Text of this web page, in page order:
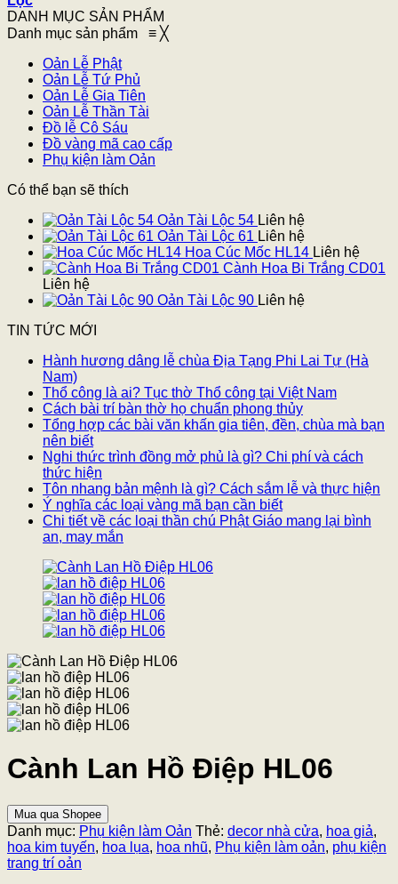
DANH MỤC SẢN PHẨM
Danh mục sản phẩm ≡ ╳
Oản Lễ Phật
Oản Lễ Tứ Phủ
Oản Lễ Gia Tiên
Oản Lễ Thần Tài
Đồ lễ Cô Sáu
Đồ vàng mã cao cấp
Phụ kiện làm Oản
Có thể bạn sẽ thích
Oản Tài Lộc 54 Liên hệ
Oản Tài Lộc 61 Liên hệ
Hoa Cúc Mốc HL14 Liên hệ
Cành Hoa Bi Trắng CD01
Liên hệ
Oản Tài Lộc 90 Liên hệ
TIN TỨC MỚI
Hành hương dâng lễ chùa Địa Tạng Phi Lai Tự (Hà
Nam)
Thổ công là ai? Tục thờ Thổ công tại Việt Nam
Cách bài trí bàn thờ họ chuẩn phong thủy
Tổng hợp các bài văn khấn gia tiên, đền, chùa mà bạn
nên biết
Nghi thức trình đồng mở phủ là gì? Chi phí và cách
thức hiện
Tôn nhang bản mệnh là gì? Cách sắm lễ và thực hiện
Ý nghĩa các loại vàng mã bạn cần biết
Chi tiết về các loại thần chú Phật Giáo mang lại bình
an, may mắn
Cành Lan Hồ Điệp HL06
Mua qua Shopee
Danh mục: Phụ kiện làm Oản Thẻ: decor nhà cửa, hoa giả,
hoa kim tuyến, hoa lụa, hoa nhũ, Phụ kiện làm oản, phụ kiện
trang trí oản